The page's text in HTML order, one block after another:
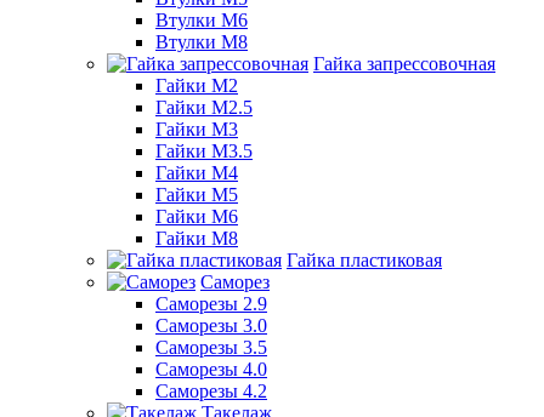
Втулки М6
Втулки М8
Гайка запрессовочная
Гайки М2
Гайки М2.5
Гайки М3
Гайки М3.5
Гайки М4
Гайки М5
Гайки М6
Гайки М8
Гайка пластиковая
Саморез
Саморезы 2.9
Саморезы 3.0
Саморезы 3.5
Саморезы 4.0
Саморезы 4.2
Такелаж